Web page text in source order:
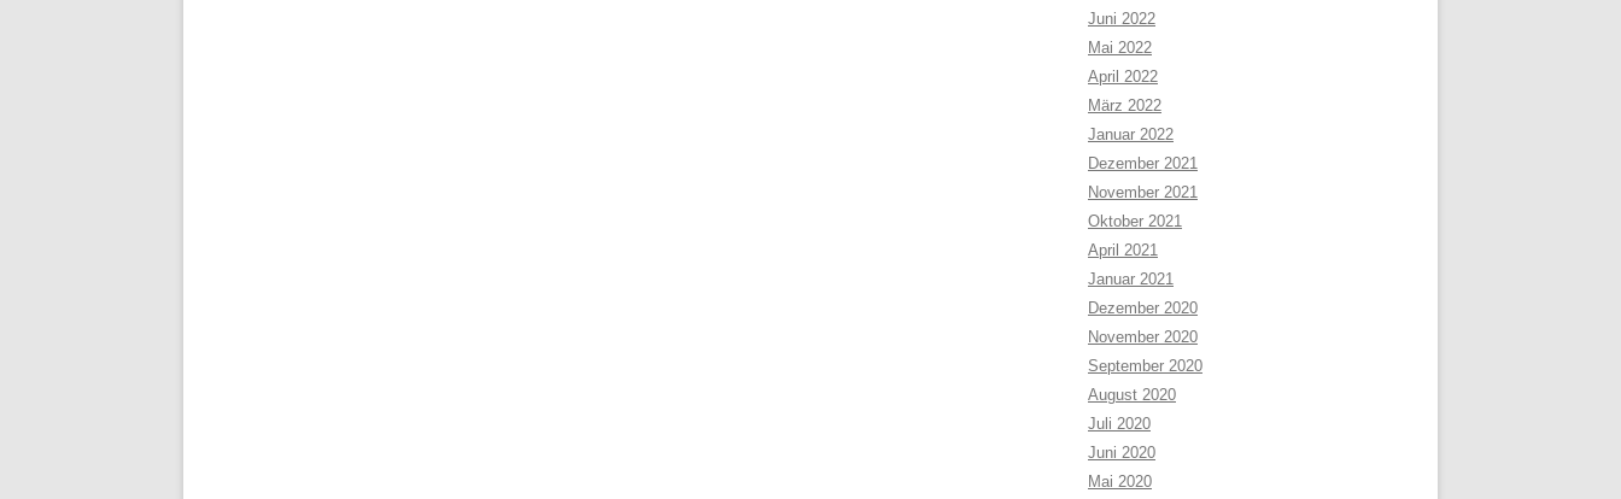
Juni 2022
Mai 2022
April 2022
März 2022
Januar 2022
Dezember 2021
November 2021
Oktober 2021
April 2021
Januar 2021
Dezember 2020
November 2020
September 2020
August 2020
Juli 2020
Juni 2020
Mai 2020